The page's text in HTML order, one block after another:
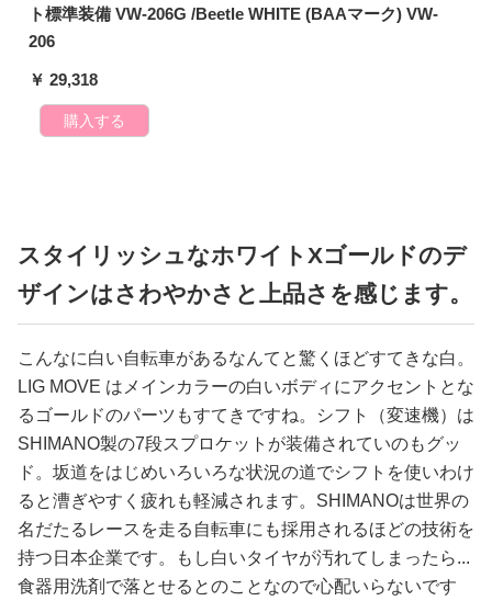
ト標準装備 VW-206G /Beetle WHITE (BAAマーク) VW-
206
￥ 29,318
購入する
スタイリッシュなホワイトXゴールドのデ
ザインはさわやかさと上品さを感じます。
こんなに白い自転車があるなんてと驚くほどすてきな白。
LIG MOVE はメインカラーの白いボディにアクセントとな
るゴールドのパーツもすてきですね。シフト（変速機）は
SHIMANO製の7段スプロケットが装備されていのもグッ
ド。坂道をはじめいろいろな状況の道でシフトを使いわけ
ると漕ぎやすく疲れも軽減されます。SHIMANOは世界の
名だたるレースを走る自転車にも採用されるほどの技術を
持つ日本企業です。もし白いタイヤが汚れてしまったら...
食器用洗剤で落とせるとのことなので心配いらないです